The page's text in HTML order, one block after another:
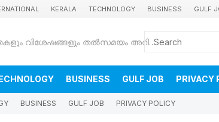
KERALA TECHNOLOGY BUSINESS GULF
കുവൈറ്റിലെ വാർത്തകളും വിശേഷങ്ങളും തൽസമയം അറിയാൻ
BUSINESS GULF JOB PRIVACY
BUSINESS GULF JOB PRIVACY POLICY